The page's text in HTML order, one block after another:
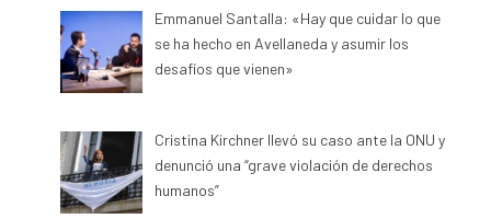
Emmanuel Santalla: «Hay que cuidar lo que
se ha hecho en Avellaneda y asumir los
desafíos que vienen»
Cristina Kirchner llevó su caso ante la ONU y
denunció una “grave violación de derechos
humanos”